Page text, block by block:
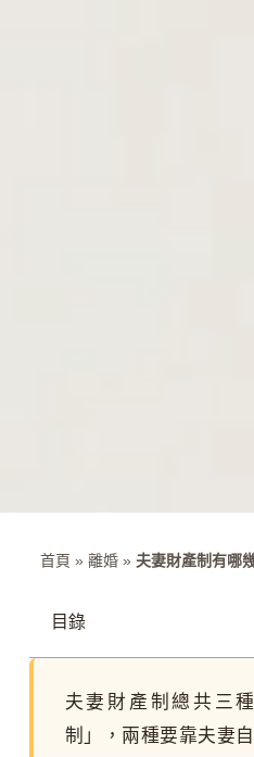
首頁 » 離婚» 夫妻財產制有哪
目錄
夫妻財產制總共三
制」，兩種要靠夫妻